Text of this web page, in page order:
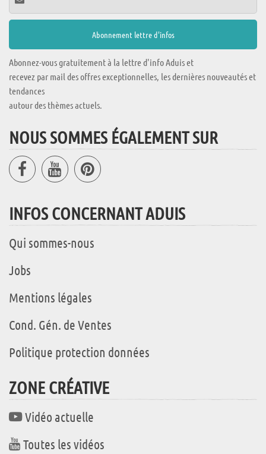
Abonnez-vous gratuitement à la lettre d'info Aduis et
recevez par mail des offres exceptionnelles, les dernières nouveautés et
tendances
autour des thèmes actuels.
NOUS SOMMES ÉGALEMENT SUR
INFOS CONCERNANT ADUIS
Qui sommes-nous
Jobs
Mentions légales
Cond. Gén. de Ventes
Politique protection données
ZONE CRÉATIVE
Vidéo actuelle
Toutes les vidéos